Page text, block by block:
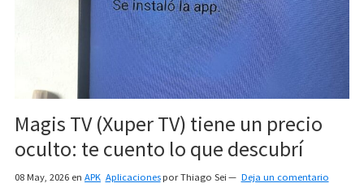
Magis TV (Xuper TV) tiene un precio
oculto: te cuento lo que descubrí
08 May, 2026 en APK AplicacionesporThiago Sei Deja un comentario